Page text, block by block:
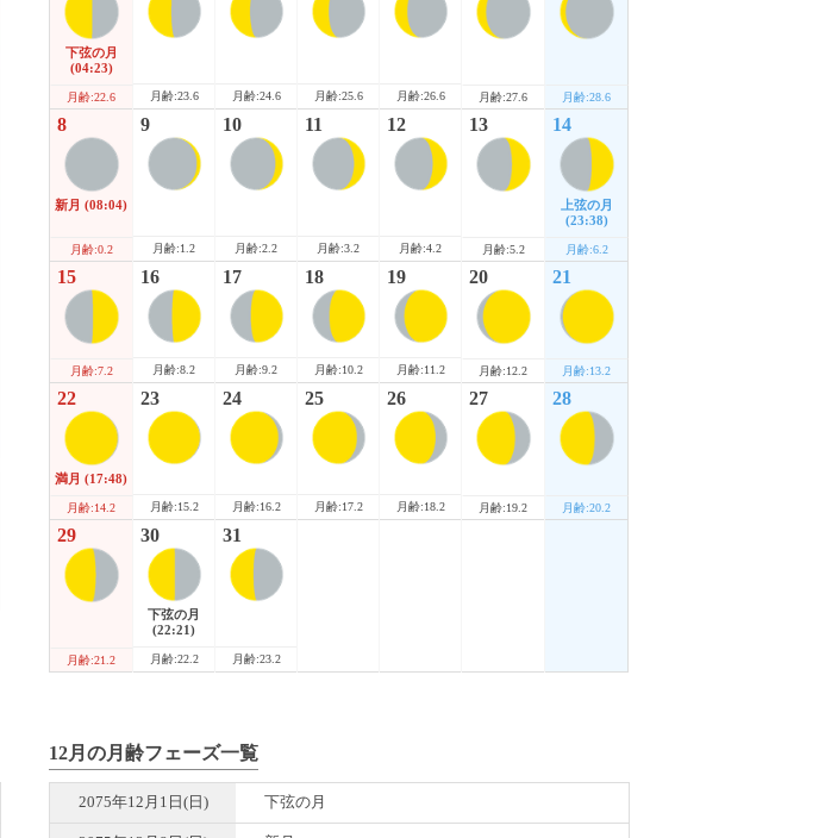
下弦の月
(04:23)
月齢:22.6 月齢:23.6 月齢:24.6 月齢:25.6 月齢:26.6 月齢:27.6 月齢:28.6
8
新月(08:04)
月齢:0.2
9
月齢:1.2
10
月齢:2.2
11
月齢:3.2
12
月齢:4.2
13
月齢:5.2
14
上弦の月
(23:38)
月齢:6.2
15
月齢:7.2
16
月齢:8.2
17
月齢:9.2
18
月齢:10.2
19
月齢:11.2
20
月齢:12.2
21
月齢:13.2
22
満月(17:48)
月齢:14.2
23
月齢:15.2
24
月齢:16.2
25
月齢:17.2
26
月齢:18.2
27
月齢:19.2
28
月齢:20.2
29
月齢:21.2
30
下弦の月
(22:21)
月齢:22.2
31
月齢:23.2
12月の月齢フェーズ一覧
2075年12月1日(日) 下弦の月